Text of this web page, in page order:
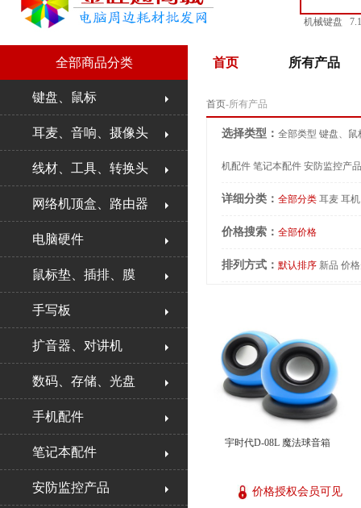
机械键盘
首页 所有产品
全部商品分类
键盘、鼠标
耳麦、音响、摄像头
线材、工具、转换头
网络机顶盒、路由器
电脑硬件
鼠标垫、插排、膜
手写板
扩音器、对讲机
数码、存储、光盘
手机配件
笔记本配件
安防监控产品
首页-所有产品
选择类型： 全部类型 键盘、鼠
机配件 笔记本配件 安防监控产品
详细分类： 全部分类 耳麦 耳机
价格搜索： 全部价格
排列方式： 默认排序 新品 价
宇时代D-08L 魔法球音箱
价格授权会员可见